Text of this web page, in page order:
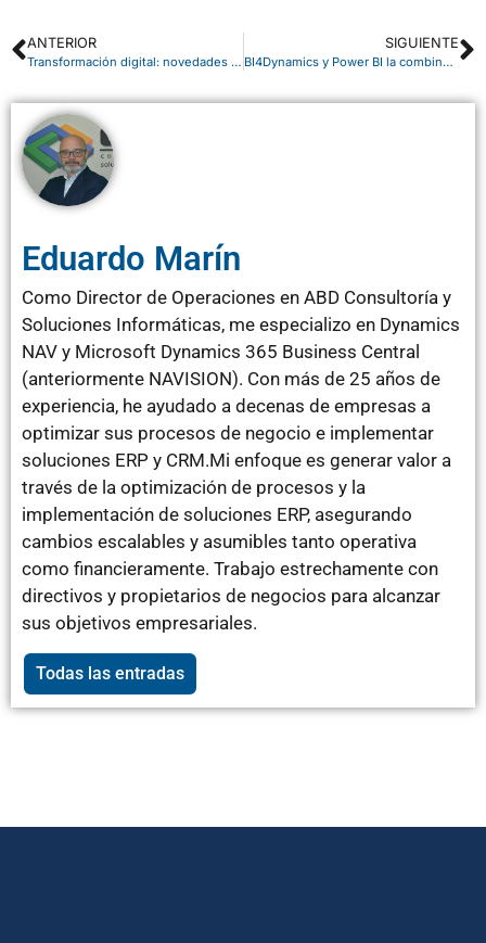
ANTERIOR
Transformación digital: novedades de Microsoft.
SIGUIENTE
BI4Dynamics y Power BI la combinación perfecta
Eduardo Marín
Como Director de Operaciones en ABD Consultoría y
Soluciones Informáticas, me especializo en Dynamics
NAV y Microsoft Dynamics 365 Business Central
(anteriormente NAVISION). Con más de 25 años de
experiencia, he ayudado a decenas de empresas a
optimizar sus procesos de negocio e implementar
soluciones ERP y CRM.Mi enfoque es generar valor a
través de la optimización de procesos y la
implementación de soluciones ERP, asegurando
cambios escalables y asumibles tanto operativa
como financieramente. Trabajo estrechamente con
directivos y propietarios de negocios para alcanzar
sus objetivos empresariales.
Todas las entradas